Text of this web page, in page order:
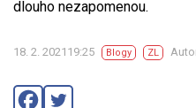
dlouho nezapomenou.
18. 2. 202119:25 Blogy ZL